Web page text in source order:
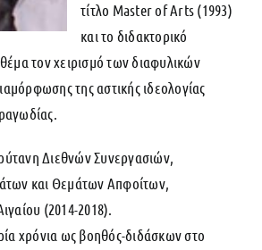
τίτλο Master of Arts (1993)
και το διδακτορικό
τον χειρισμό των διαφυλικών
της αστικής ιδεολογίας
Διεθνών Συνεργασιών,
και Θεμάτων Απφοίτων,
(2014-2018).
χρόνια ως βοηθός-διδάσκων στο